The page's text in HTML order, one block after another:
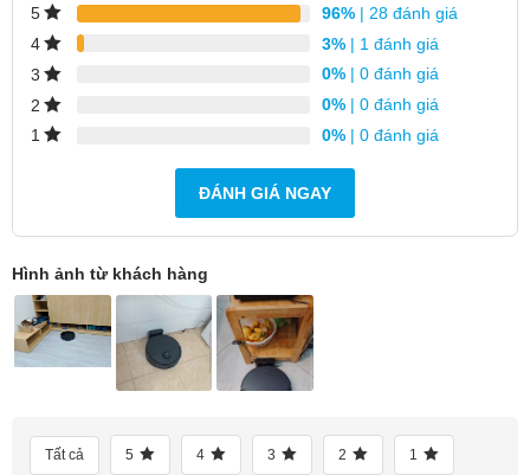
Mục lục
Lực hút HyperForce 10.000Pa cho sức mạnh làm sạch
5 96% | 28 đánh giá
4
3% | 1 đánh giá
3
0% | 0 đánh giá
2
0% | 0 đánh giá
1
0% | 0 đánh giá
ĐÁNH GIÁ NGAY
Hình ảnh từ khách hàng
Tất cả 5 4 3 2 1